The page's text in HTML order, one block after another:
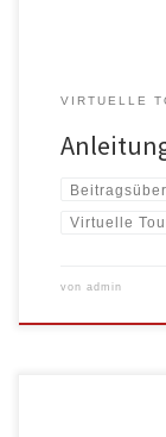
VIRTUELLE
Virtuelle
von admin